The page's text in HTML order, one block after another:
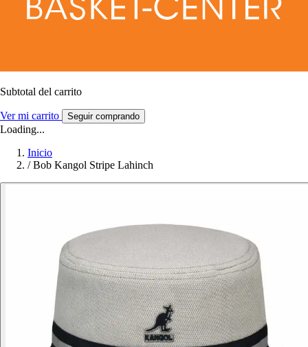
Subtotal del carrito
Ver mi carrito Seguir comprando
Loading...
Inicio
/ Bob Kangol Stripe Lahinch